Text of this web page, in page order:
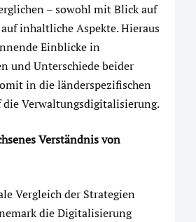
– sowohl mit Blick auf
inhaltliche Aspekte. Hieraus
Einblicke in
und Unterschiede beider
in die länderspezifischen
die Verwaltungsdigitalisierung.
Verständnis von
Vergleich der Strategien
die Digitalisierung